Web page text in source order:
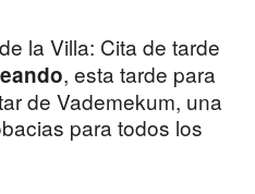
la Villa: Cita de tarde
, esta tarde para
de Vademekum, una
para todos los